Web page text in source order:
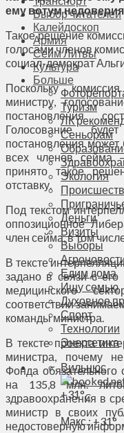
Выбор читателей
Калейдоскоп
Армия
Сейм Литвы
Культура
Больше
Туризм
ЛК
Сеньорам
Экология
Деньги
Визиты
Выборы
Едим дома
Ищу семью
Духовное
Спорт
Технологии
Энергетика
Вильнюс
+31°C
Макс.:+31°
ему вотум
Такое решение
голосами членов
социал-демократ
Поскольку
министру,
постановления
Голосование
постановления
всех членов сейма
принято такое
отставку.
Под текстом
оппозиционное
член сейма, в том
В тексте
задано в связи с его
медицинского
соответствии
команды министра.
В тексте проекта
министра, почему
Фонда обязательного
на 135,8 млн.
здравоохранения в
министр в своих
недостоверную